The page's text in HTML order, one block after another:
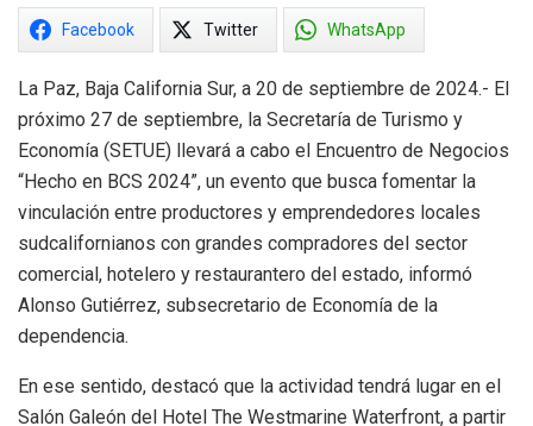
Facebook Twitter WhatsApp
La Paz, Baja California Sur, a 20 de septiembre de 2024.- El
próximo 27 de septiembre, la Secretaría de Turismo y
Economía (SETUE) llevará a cabo el Encuentro de Negocios
“Hecho en BCS 2024”, un evento que busca fomentar la
vinculación entre productores y emprendedores locales
sudcalifornianos con grandes compradores del sector
comercial, hotelero y restaurantero del estado, informó
Alonso Gutiérrez, subsecretario de Economía de la
dependencia.
En ese sentido, destacó que la actividad tendrá lugar en el
Salón Galeón del Hotel The Westmarine Waterfront, a partir